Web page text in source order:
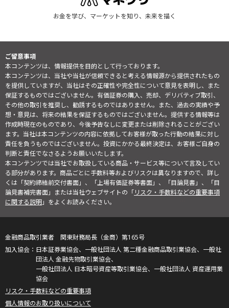
お金を学び、マーケットを知り、未来を描く
ご留意事項
本コンテンツは、情報提供を目的として行っております。
本コンテンツは、当社や当社が信頼できると考える情報源から提供されたもの
を提供していますが、当社はその正確性や完全性について意見を表明し、また
保証するものではございません。有価証券の購入、売却、デリバティブ取引、
その他の取引を推奨し、勧誘するものではありません。また、過去の実績や予
想・意見は、将来の結果を保証するものではございません。提供する情報等は
作成時現在のものであり、今後予告なしに変更または削除されることがござい
ます。当社は本コンテンツの内容に依拠してお客様が取った行動の結果に対し
責任を負うものではございません。投資にかかる最終決定は、お客様ご自身の
判断と責任でなさるようお願いいたします。
本コンテンツでは当社でお取扱している商品・サービス等について言及してい
る部分があります。商品ごとに手数料等およびリスクは異なりますので、詳し
くは「契約締結前交付書面」、「上場有価証券等書面」、「目論見書」、「目
論見書補完書面」または当社ウェブサイトの「リスク・手数料などの重要事項
に関する説明」をよくお読みください。
金融商品取引業者 関東財務局長（金商）第165号
日本証券業協会、一般社団法人 第二種金融商品取引業協会、一般社
団法人 金融先物取引業協会、
一般社団法人 日本暗号資産等取引業協会、一般社団法人 資産運用業
協会
リスク・手数料などの重要事項
個人情報のお取り扱いについて